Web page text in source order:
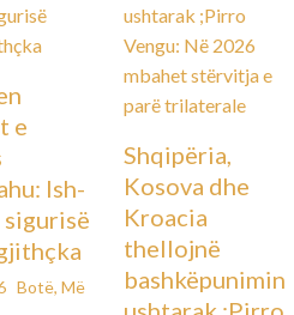
e
Ish-
Botë, Më
Shqipëria,
Kosova dhe
Kroacia
thellojnë
bashkëpunimin